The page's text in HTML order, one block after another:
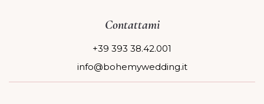
Contattami
+39 393 38.42.001
info@bohemywedding.it